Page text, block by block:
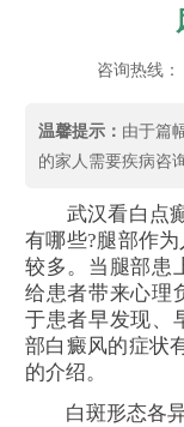
咨询热线：
温馨提示： 由于篇
的家人需要疾病咨
武汉看白点癫
有哪些?腿部作
较多。当腿部患
给患者带来心理
于患者早发现、
部白癜风的症状
的介绍。
白斑形态各